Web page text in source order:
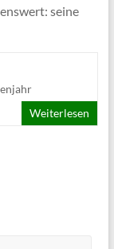
seine
Weiterlesen